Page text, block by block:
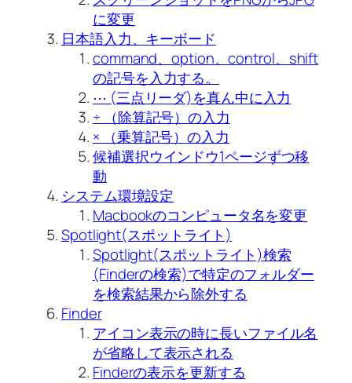
に変更
日本語入力、キーボード
command、option、control、shift
の記号を入力する。
⋯ (三点リーダ)を真ん中に入力
÷ （除算記号）の入力
× （乗算記号）の入力
候補選択ウインドウ1ページずつ移
動
システム環境設定
Macbookのコンピュータ名を変更
Spotlight(スポットライト)
Spotlight(スポットライト)検索
(Finderの検索)で特定のフォルダー
を検索結果から除外する
Finder
アイコン表示の時に長いファイル名
が省略して表示される
Finderの表示を更新する